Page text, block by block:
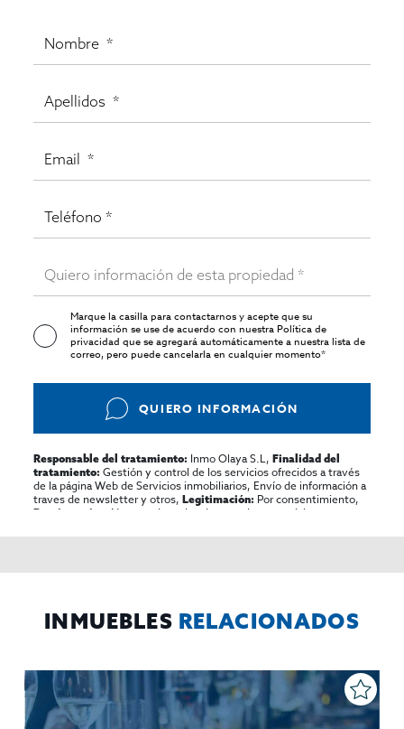
Marque la casilla para contactarnos y acepte que su
información se use de acuerdo con nuestraPolítica de
privacidadque se agregará automáticamente a nuestra lista de
correo, pero puede cancelarla en cualquier momento*
QUIERO INFORMACIÓN
Responsable del tratamiento: Inmo Olaya S.L,Finalidad del
tratamiento: Gestión y control de los servicios ofrecidos a través
de la página Web de Servicios inmobiliarios, Envío de información a
traves de newsletter y otros,Legitimación: Por consentimiento,
Destinatarios:
No se cederan los datos, salvo para elaborar
rectificar y suprimir los datos, solicitar la portabilidad de los
INMUEBLES RELACIONADOS